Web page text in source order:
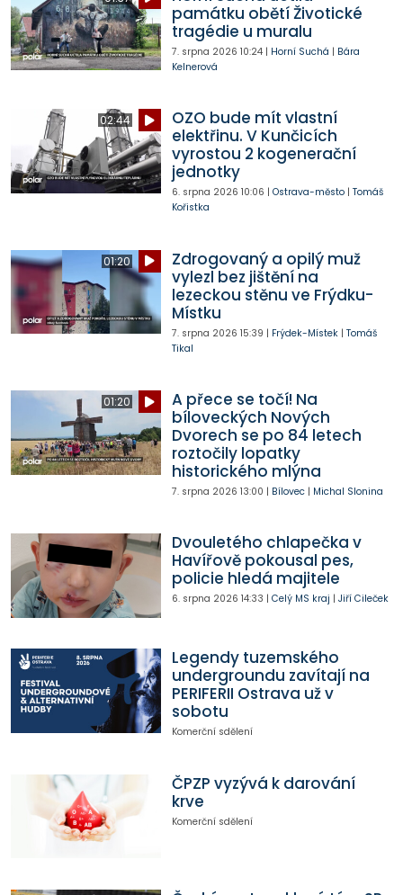
památku obětí Životické
tragédie u muralu
7. srpna 2026 10:24| Horní Suchá | Bára
Kelnerová
02:44
OZO bude mít vlastní
elektřinu. V Kunčicích
vyrostou 2 kogenerační
jednotky
6. srpna 2026 10:06 | Ostrava-město| Tomáš
Kořistka
01:20
Zdrogovaný a opilý muž
vylezl bez jištění na
lezeckou stěnu ve Frýdku-
Místku
7. srpna 2026 15:39 | Frýdek-Místek| Tomáš
Tikal
01:20
A přece se točí! Na
bíloveckých Nových
Dvorech se po 84 letech
roztočily lopatky
historického mlýna
7. srpna 2026 13:00 | Bílovec| Michal Slonina
Dvouletého chlapečka v
Havířově pokousal pes,
policie hledá majitele
6. srpna 2026 14:33 | Celý MS kraj | Jiří Cileček
Legendy tuzemského
undergroundu zavítají na
PERIFERII Ostrava už v
sobotu
Komerční sdělení
ČPZP vyzývá k darování
krve
Komerční sdělení